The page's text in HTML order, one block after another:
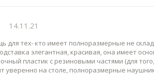
14.11.21
для тех- кто имеет полноразмерные не
элегантная, красивая, она имеет
пластик с резиновыми частями (для
уверенно на столе, полноразмерные